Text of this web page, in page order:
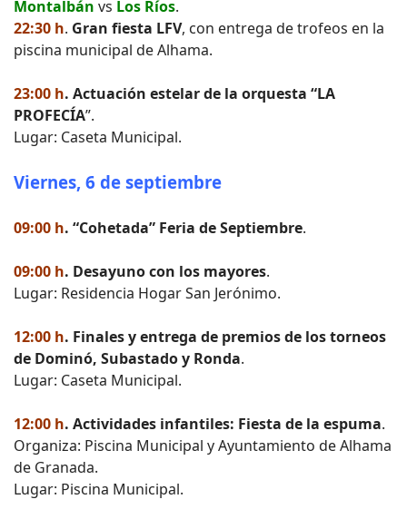
Montalbán vs Los Ríos.
22:30 h. Gran fiesta LFV, con entrega de trofeos en la
piscina municipal de Alhama.
23:00 h. Actuación estelar de la orquesta “LA
PROFECÍA”.
Lugar: Caseta Municipal.
Viernes, 6 de septiembre
09:00 h. “Cohetada” Feria de Septiembre.
09:00 h. Desayuno con los mayores.
Lugar: Residencia Hogar San Jerónimo.
12:00 h. Finales y entrega de premios de los torneos
de Dominó, Subastado y Ronda.
Lugar: Caseta Municipal.
12:00 h. Actividades infantiles: Fiesta de la espuma.
Organiza: Piscina Municipal y Ayuntamiento de Alhama
de Granada.
Lugar: Piscina Municipal.